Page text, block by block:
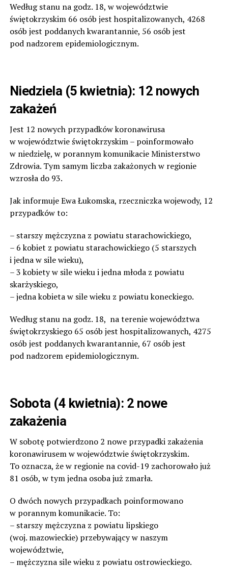
Według stanu na godz. 18, w województwie
świętokrzyskim 66 osób jest hospitalizowanych, 4268
osób jest poddanych kwarantannie, 56 osób jest
pod nadzorem epidemiologicznym.
Niedziela (5 kwietnia): 12 nowych
zakażeń
Jest 12 nowych przypadków koronawirusa
w województwie świętokrzyskim – poinformowało
w niedzielę, w porannym komunikacie Ministerstwo
Zdrowia. Tym samym liczba zakażonych w regionie
wzrosła do 93.
Jak informuje Ewa Łukomska, rzeczniczka wojewody, 12
przypadków to:
– starszy mężczyzna z powiatu starachowickiego,
– 6 kobiet z powiatu starachowickiego (5 starszych
i jedna w sile wieku),
– 3 kobiety w sile wieku i jedna młoda z powiatu
skarżyskiego,
– jedna kobieta w sile wieku z powiatu koneckiego.
Według stanu na godz. 18, na terenie województwa
świętokrzyskiego 65 osób jest hospitalizowanych, 4275
osób jest poddanych kwarantannie, 67 osób jest
pod nadzorem epidemiologicznym.
Sobota (4 kwietnia): 2 nowe
zakażenia
W sobotę potwierdzono 2 nowe przypadki zakażenia
koronawirusem w województwie świętokrzyskim.
To oznacza, że w regionie na covid-19 zachorowało już
81 osób, w tym jedna osoba już zmarła.
O dwóch nowych przypadkach poinformowano
w porannym komunikacie. To:
– starszy mężczyzna z powiatu lipskiego
(woj. mazowieckie) przebywający w naszym
województwie,
– mężczyzna sile wieku z powiatu ostrowieckiego.